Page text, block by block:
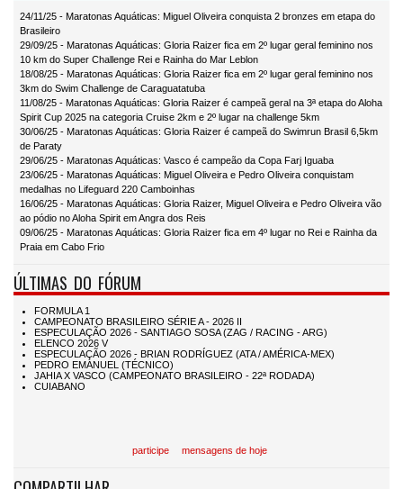
24/11/25 - Maratonas Aquáticas: Miguel Oliveira conquista 2 bronzes em etapa do
Brasileiro
29/09/25 - Maratonas Aquáticas: Gloria Raizer fica em 2º lugar geral feminino nos
10 km do Super Challenge Rei e Rainha do Mar Leblon
18/08/25 - Maratonas Aquáticas: Gloria Raizer fica em 2º lugar geral feminino nos
3km do Swim Challenge de Caraguatatuba
11/08/25 - Maratonas Aquáticas: Gloria Raizer é campeã geral na 3ª etapa do Aloha
Spirit Cup 2025 na categoria Cruise 2km e 2º lugar na challenge 5km
30/06/25 - Maratonas Aquáticas: Gloria Raizer é campeã do Swimrun Brasil 6,5km
de Paraty
29/06/25 - Maratonas Aquáticas: Vasco é campeão da Copa Farj Iguaba
23/06/25 - Maratonas Aquáticas: Miguel Oliveira e Pedro Oliveira conquistam
medalhas no Lifeguard 220 Camboinhas
16/06/25 - Maratonas Aquáticas: Gloria Raizer, Miguel Oliveira e Pedro Oliveira vão
ao pódio no Aloha Spirit em Angra dos Reis
09/06/25 - Maratonas Aquáticas: Gloria Raizer fica em 4º lugar no Rei e Rainha da
Praia em Cabo Frio
ÚLTIMAS DO FÓRUM
participe mensagens de hoje